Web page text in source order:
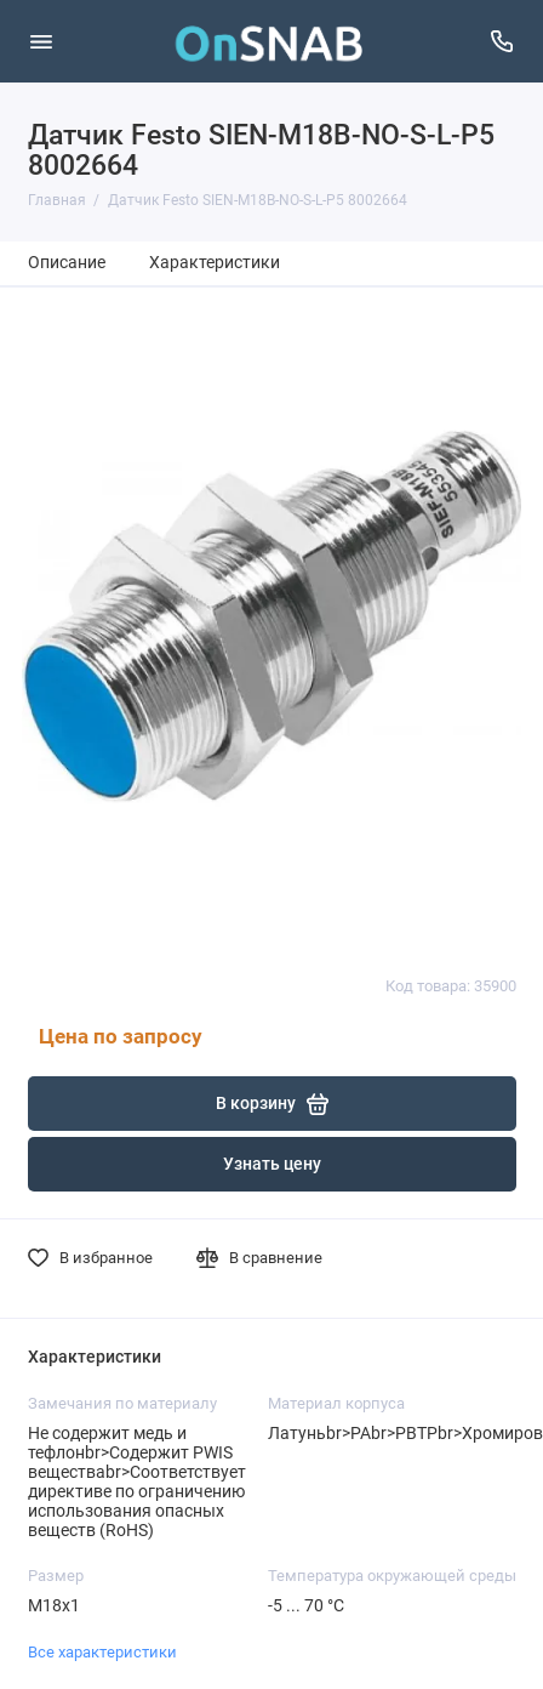
Датчик Festo SIEN-M18B-NO-S-L-P5
8002664
Главная Датчик Festo SIEN-M18B-NO-S-L-P5 8002664
Описание Характеристики
Код товара: 35900
Цена по запросу
В корзину
Узнать цену
В избранное В сравнение
Характеристики
Замечания по материалу
Не содержит медь и
тефлонbr>Содержит PWIS
веществаbr>Соответствует
директиве по ограничению
использования опасных
веществ (RoHS)
Материал корпуса
Размер
M18x1
Температура окружающей среды
-5 ... 70 °C
Все характеристики